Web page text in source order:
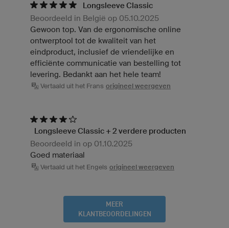
Longsleeve Classic
Beoordeeld in België op 05.10.2025
Gewoon top. Van de ergonomische online
ontwerptool tot de kwaliteit van het
eindproduct, inclusief de vriendelijke en
efficiënte communicatie van bestelling tot
levering. Bedankt aan het hele team!
Vertaald uit het Frans origineel weergeven
Longsleeve Classic + 2 verdere producten
Beoordeeld in op 01.10.2025
Goed materiaal
Vertaald uit het Engels origineel weergeven
MEER
KLANTBEOORDELINGEN